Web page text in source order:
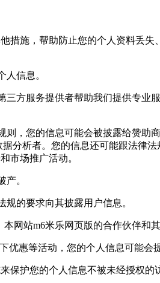
施，帮助防止您的个人资料丢失
信息。
服务提供者帮助我们提供专业
您的信息可能会被披露给赞助
分析者。您的信息还可能跟法律
市场推广活动。
。
的要求向其披露用户信息。
站m6米乐网页版的合作伙伴和
等活动，您的个人信息可能会
护您的个人信息不被未经授权的